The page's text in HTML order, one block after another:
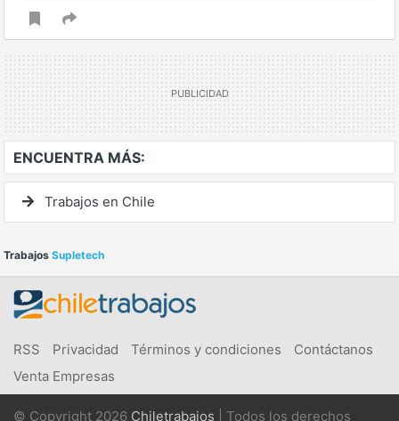
ENCUENTRA MÁS:
Trabajos en Chile
Trabajos Supletech
RSS Privacidad Términos y condiciones
Contáctanos
Venta Empresas
© Copyright 2026 Chiletrabajos | Todos los derechos